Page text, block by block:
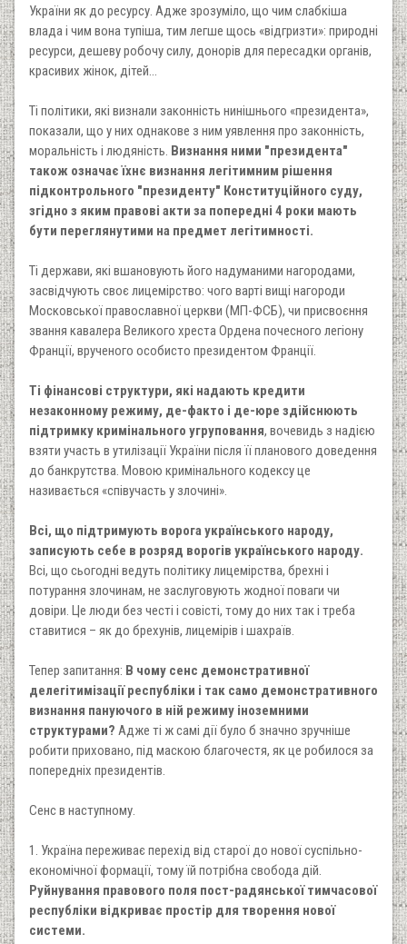
України як до ресурсу. Адже зрозуміло, що чим слабкіша
влада і чим вона тупіша, тим легше щось «відгризти»: природні
ресурси, дешеву робочу силу, донорів для пересадки органів,
красивих жінок, дітей...
Ті політики, які визнали законність нинішнього «президента»,
показали, що у них однакове з ним уявлення про законність,
моральність і людяність. Визнання ними "президента"
також означає їхнє визнання легітимним рішення
підконтрольного "президенту" Конституційного суду,
згідно з яким правові акти за попередні 4 роки мають
бути переглянутими на предмет легітимності.
Ті держави, які вшановують його надуманими нагородами,
засвідчують своє лицемірство: чого варті вищі нагороди
Московської православної церкви (МП-ФСБ), чи присвоєння
звання кавалера Великого хреста Ордена почесного легіону
Франції, врученого особисто президентом Франції.
Ті фінансові структури, які надають кредити
незаконному режиму, де-факто і де-юре здійснюють
підтримку кримінального угруповання, вочевидь з надією
взяти участь в утилізації України після її планового доведення
до банкрутства. Мовою кримінального кодексу це
називається «співучасть у злочині».
Всі, що підтримують ворога українського народу,
записують себе в розряд ворогів українського народу.
Всі, що сьогодні ведуть політику лицемірства, брехні і
потурання злочинам, не заслуговують жодної поваги чи
довіри. Це люди без честі і совісті, тому до них так і треба
ставитися – як до брехунів, лицемірів і шахраїв.
Тепер запитання: В чому сенс демонстративної
делегітимізації республіки і так само демонстративного
визнання пануючого в ній режиму іноземними
структурами? Адже ті ж самі дії було б значно зручніше
робити приховано, під маскою благочестя, як це робилося за
попередніх президентів.
Сенс в наступному.
1. Україна переживає перехід від старої до нової суспільно-
економічної формації, тому їй потрібна свобода дій.
Руйнування правового поля пост-радянської тимчасової
республіки відкриває простір для творення нової
системи.